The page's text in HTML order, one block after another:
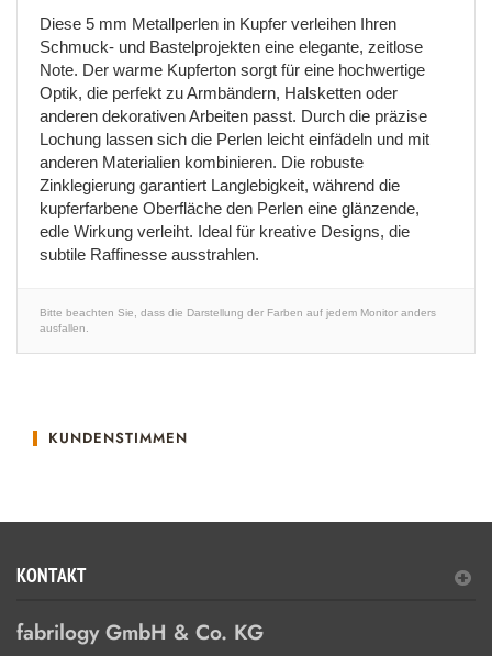
Diese 5 mm Metallperlen in Kupfer verleihen Ihren
Schmuck- und Bastelprojekten eine elegante, zeitlose
Note. Der warme Kupferton sorgt für eine hochwertige
Optik, die perfekt zu Armbändern, Halsketten oder
anderen dekorativen Arbeiten passt. Durch die präzise
Lochung lassen sich die Perlen leicht einfädeln und mit
anderen Materialien kombinieren. Die robuste
Zinklegierung garantiert Langlebigkeit, während die
kupferfarbene Oberfläche den Perlen eine glänzende,
edle Wirkung verleiht. Ideal für kreative Designs, die
subtile Raffinesse ausstrahlen.
Bitte beachten Sie, dass die Darstellung der Farben auf jedem Monitor anders
ausfallen.
KUNDENSTIMMEN
KONTAKT
fabrilogy GmbH & Co. KG